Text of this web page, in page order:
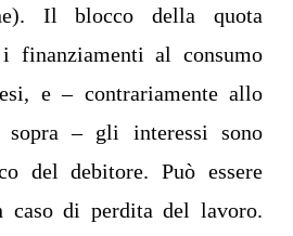
Il blocco della quota
finanziamenti al consumo
e – contrariamente allo
– gli interessi sono
del debitore. Può essere
caso di perdita del lavoro.